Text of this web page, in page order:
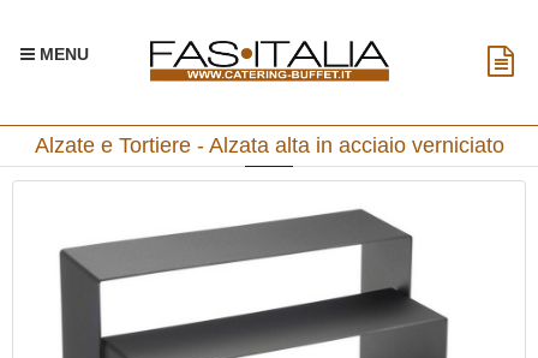
MENU
Alzate e Tortiere - Alzata alta in acciaio verniciato